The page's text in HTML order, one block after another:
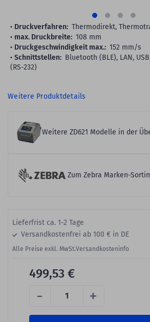
Druckverfahren: Thermodirekt,
max. Druckbreite: 108 mm
Druckgeschwindigkeit max.: 152 mm/s
Schnittstellen: Bluetooth (BLE), LAN,
(RS-232)
Weitere Produktdetails
Weitere ZD621 Modelle in der
Zum Zebra Marken-
Lieferfrist ca. 1-2 Tage
Versandkostenfrei ab 100 € in DE
Alle Preise exkl. MwSt.Versandkosteninfo
- +
499,53 €